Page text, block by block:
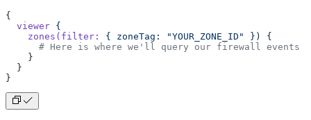
{
  viewer
{
    zones(filter:
{ zoneTag: "YOUR_ZONE_ID" } ) {
      # Here is where we'll query our firewall events
    }
  }
}